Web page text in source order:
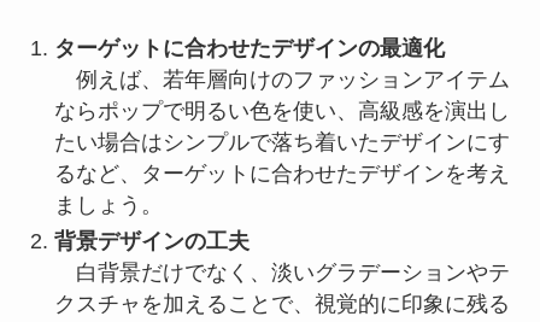
ターゲットに合わせたデザインの最適化
例えば、若年層向けのファッションアイテム
ならポップで明るい色を使い、高級感を演出し
たい場合はシンプルで落ち着いたデザインにす
るなど、ターゲットに合わせたデザインを考え
ましょう。
背景デザインの工夫
白背景だけでなく、淡いグラデーションやテ
クスチャを加えることで、視覚的に印象に残る